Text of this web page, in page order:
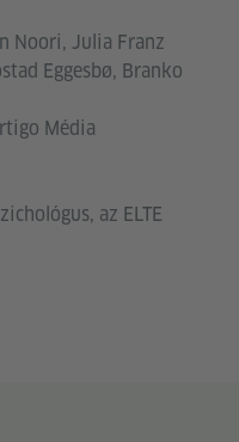
Noori, Julia Franz
Eggesbø, Branko
Média
az ELTE